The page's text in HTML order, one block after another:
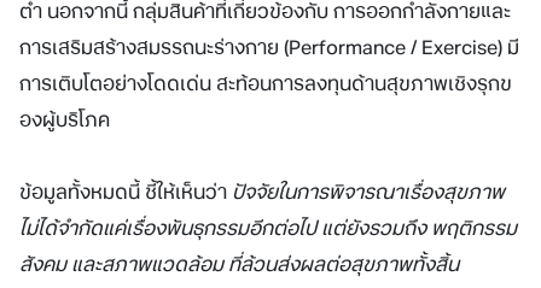
ต่ำ นอกจากนี้ กลุ่มสินค้าที่เกี่ยวข้องกับ การออกกำลังกายและ
การเสริมสร้างสมรรถนะร่างกาย (Performance / Exercise) มี
การเติบโตอย่างโดดเด่น สะท้อนการลงทุนด้านสุขภาพเชิงรุกข
องผู้บริโภค
ข้อมูลทั้งหมดนี้ ชี้ให้เห็นว่าปัจจัยในการพิจารณาเรื่องสุขภาพ
ไม่ได้จำกัดแค่เรื่องพันธุกรรมอีกต่อไป แต่ยังรวมถึง พฤติกรรม
สังคม และสภาพแวดล้อม ที่ล้วนส่งผลต่อสุขภาพทั้งสิ้น